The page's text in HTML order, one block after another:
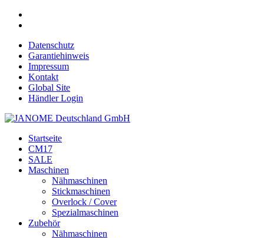
Datenschutz
Garantiehinweis
Impressum
Kontakt
Global Site
Händler Login
Startseite
CM17
SALE
Maschinen
Nähmaschinen
Stickmaschinen
Overlock / Cover
Spezialmaschinen
Zubehör
Nähmaschinen